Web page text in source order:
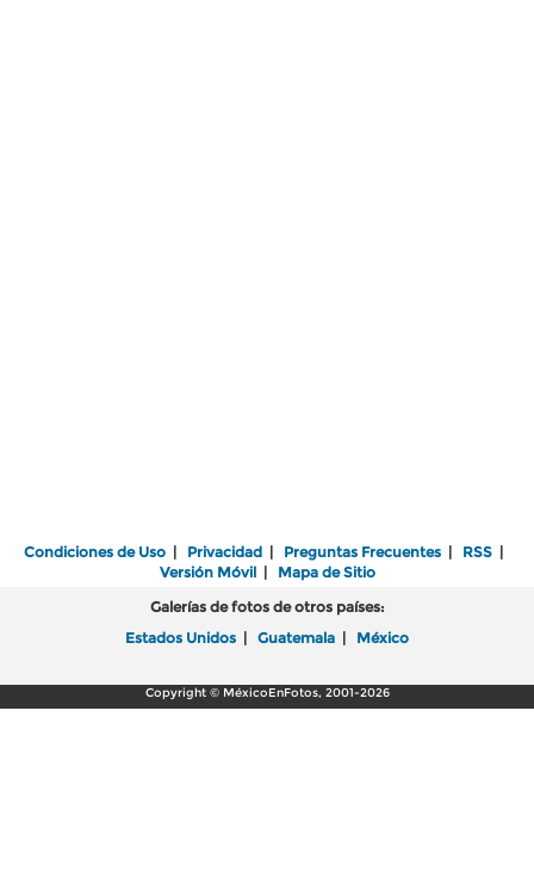
Condiciones de Uso | Privacidad | Preguntas Frecuentes | RSS |
Versión Móvil| Mapa de Sitio
Galerías de fotos de otros países:
Estados Unidos | Guatemala | México
Copyright © MéxicoEnFotos, 2001-2026